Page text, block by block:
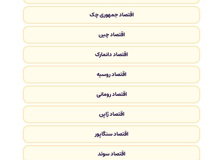
اقتصاد جمهوری چک
اقتصاد چین
اقتصاد دانمارک
اقتصاد روسیه
اقتصاد رومانی
اقتصاد ژاپن
اقتصاد سنگاپور
اقتصاد سوئد